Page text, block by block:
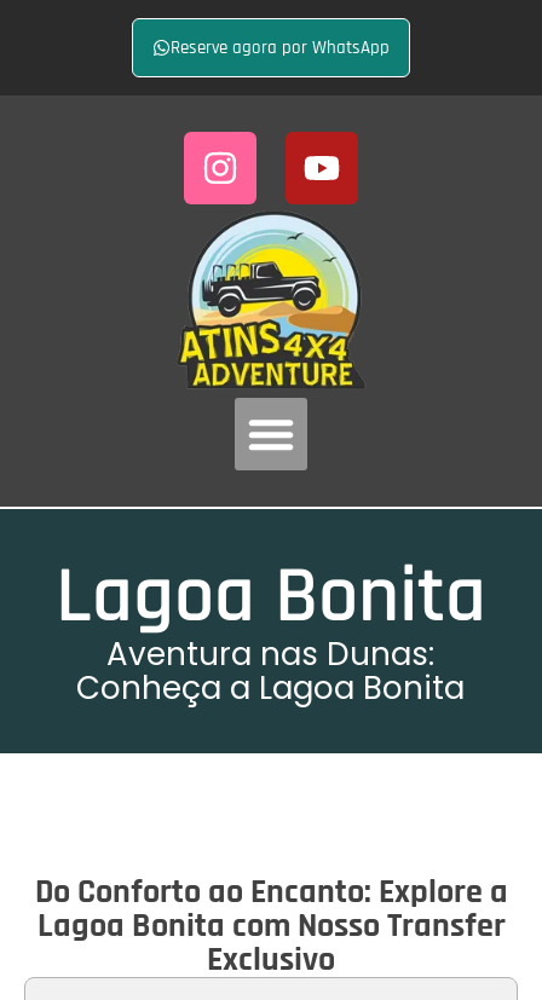
Reserve agora por WhatsApp
Lagoa Bonita
Aventura nas Dunas:
Conheça a Lagoa Bonita
Do Conforto ao Encanto: Explore a
Lagoa Bonita com Nosso Transfer
Exclusivo